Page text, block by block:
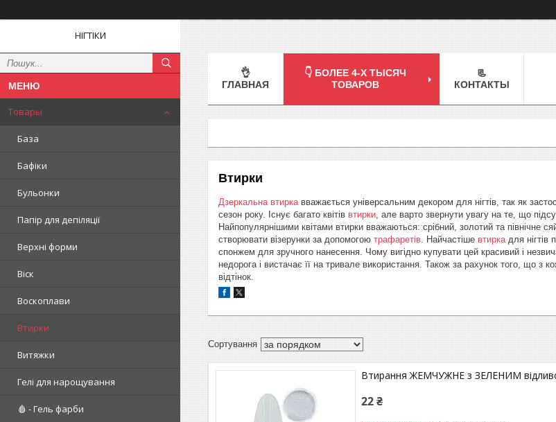
НІГТІКИ
Товары
База
Бафіки
Бульонки
Папір для депіляції
Верхні форми
Віск
Воскоплави
Втирки
Витяжки
Гелі для нарощування
🩸 - Гель фарби
👌
ГЛАВНАЯ
👇 БОЛЕЕ 4-Х ТЫСЯЧ
ТОВАРОВ
📃
КОНТАКТЫ
Втирки
Дзеркальна втирка вважається універсальним декором для нігтів, так як
сезон року. Існує багато квітів втирки , але варто звернути увагу на те, що
Найпопулярнішими квітами втирки вважаються: срібний, золотий та північне
створювати візерунки за допомогою трафаретів . Найчастіше втирка для
спонжем для зручного нанесення. Чому вигідно купувати цей красивий і
недорога і вистачає її на тривале використання. Також за рахунок того, що з
відтінок.
Втирання ЖЕМЧУЖНЕ з ЗЕЛЕНИМ
22 ₴